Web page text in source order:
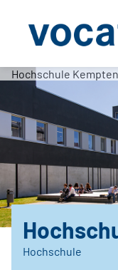
Hochschule Kempten
Hochschule